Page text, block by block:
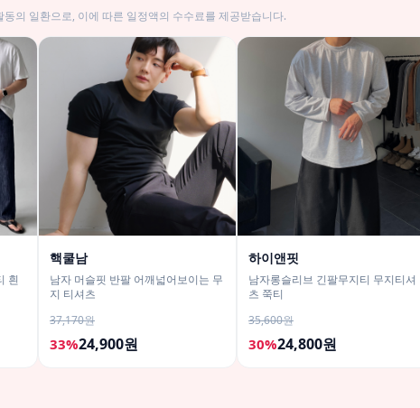
의 일환으로, 이에 따른 일정액의 수수료를 제공받습니다.
흰
핵쿨남
남자 머슬핏 반팔 어깨넓어보이는 무
지 티셔츠
37,170원
33%24,900원
하이앤핏
남자롱슬리브 긴팔무지티 무지티셔
츠 쭉티
35,600원
30%24,800원